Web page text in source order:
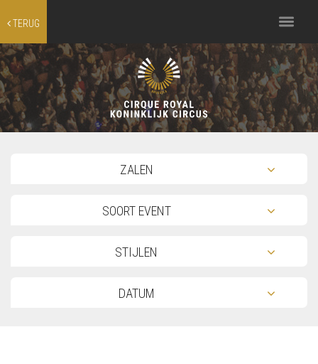
TERUG
Toggle
navigation
ZALEN
SOORT EVENT
STIJLEN
DATUM